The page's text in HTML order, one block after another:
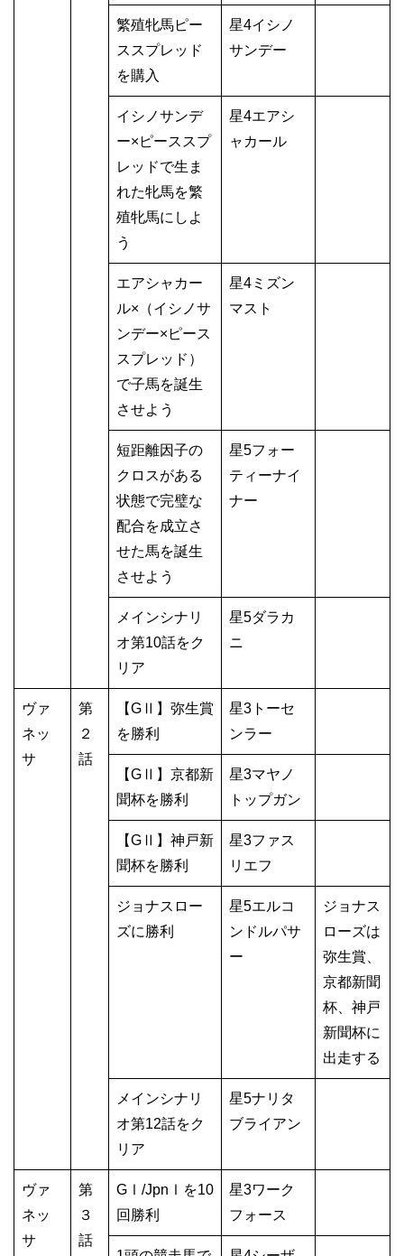
繁殖牝馬ピー
ススプレッド
を購入
星4イシノ
サンデー
イシノサンデ
ー×ピーススプ
レッドで生ま
れた牝馬を繁
殖牝馬にしよ
う
星4エアシ
ャカール
エアシャカー
ル×（イシノサ
ンデー×ピース
スプレッド）
で子馬を誕生
させよう
星4ミズン
マスト
短距離因子の
クロスがある
状態で完璧な
配合を成立さ
せた馬を誕生
させよう
星5フォー
ティーナイ
ナー
メインシナリ
オ第10話をク
リア
星5ダラカ
ニ
ヴァ
ネッ
サ
第
２
話
【GⅡ】弥生賞
を勝利
星3トーセ
ンラー
【GⅡ】京都新
聞杯を勝利
星3マヤノ
トップガン
【GⅡ】神戸新
聞杯を勝利
星3ファス
リエフ
ジョナスロー
ズに勝利
星5エルコ
ンドルパサ
ー
ジョナス
ローズは
弥生賞、
京都新聞
杯、神戸
新聞杯に
出走する
メインシナリ
オ第12話をク
リア
星5ナリタ
ブライアン
ヴァ
ネッ
サ
第
３
話
GⅠ/JpnⅠを10
回勝利
星3ワーク
フォース